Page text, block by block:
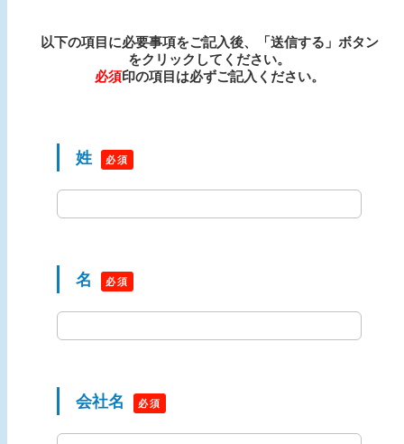
以下の項目に必要事項をご記入後、「送信する 」ボタン
をクリックしてください。
必須印の項目は必ずご記入ください。
姓
名
会社名